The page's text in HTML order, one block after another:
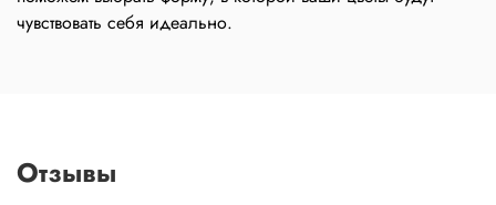
чувствовать себя идеально.
Отзывы